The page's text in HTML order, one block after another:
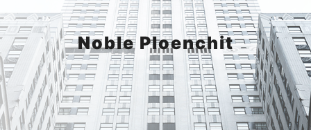
Noble Ploenchit